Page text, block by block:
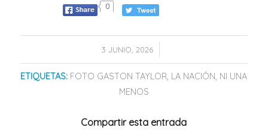
0
3 JUNIO, 2026
/
ETIQUETAS: FOTO GASTON TAYLOR, LA NACIÓN, NI UNA
MENOS
Compartir esta entrada